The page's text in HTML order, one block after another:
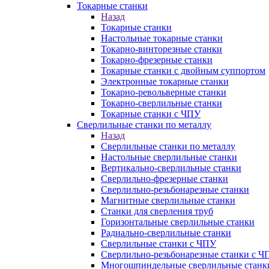
Токарные станки
Назад
Токарные станки
Настольные токарные станки
Токарно-винторезные станки
Токарно-фрезерные станки
Токарные станки с двойным суппортом
Электронные токарные станки
Токарно-револьверные станки
Токарно-сверлильные станки
Токарные станки с ЧПУ
Сверлильные станки по металлу
Назад
Сверлильные станки по металлу
Настольные сверлильные станки
Вертикально-сверлильные станки
Сверлильно-фрезерные станки
Сверлильно-резьбонарезные станки
Магнитные сверлильные станки
Станки для сверления труб
Горизонтальные сверлильные станки
Радиально-сверлильные станки
Сверлильные станки с ЧПУ
Сверлильно-резьбонарезные станки с
Многошпиндельные сверлильные